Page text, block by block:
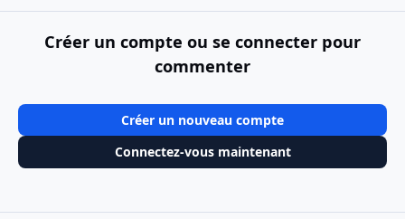
Créer un compte ou se connecter pour
commenter
Créer un nouveau compte
Connectez-vous maintenant